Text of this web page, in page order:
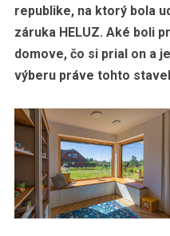
republike, na ktorý bola
záruka HELUZ. Aké boli
domove, čo si prial on a
výberu práve tohto